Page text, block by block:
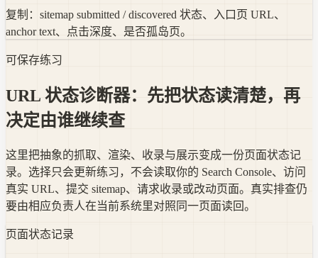
复制：sitemap submitted / discovered 状态、入口页 URL、
anchor text、点击深度、是否孤岛页。
可保存练习
URL 状态诊断器：先把状态读清楚，再
决定由谁继续查
这里把抽象的抓取、渲染、收录与展示变成一份页面状态记
录。选择只会更新练习，不会读取你的 Search Console、访问
真实 URL、提交 sitemap、请求收录或改动页面。真实排查仍
要由相应负责人在当前系统里对照同一页面读回。
页面状态记录